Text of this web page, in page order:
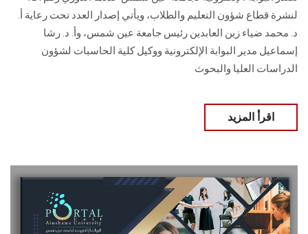
لنشرة قطاع شؤون التعليم ‏والطلاب‎، ويأتي إصدار العدد تحت رعاية أ.
د. محمد ضياء زين العابدين رئيس جامعة عين شمس، وأ. د. ‏رشا
إسماعيل مدير البوابة الإلكترونية ووكيل كلية الحاسبات لشؤون
‏الدراسات العليا والبحوث
اقرأ المزيد